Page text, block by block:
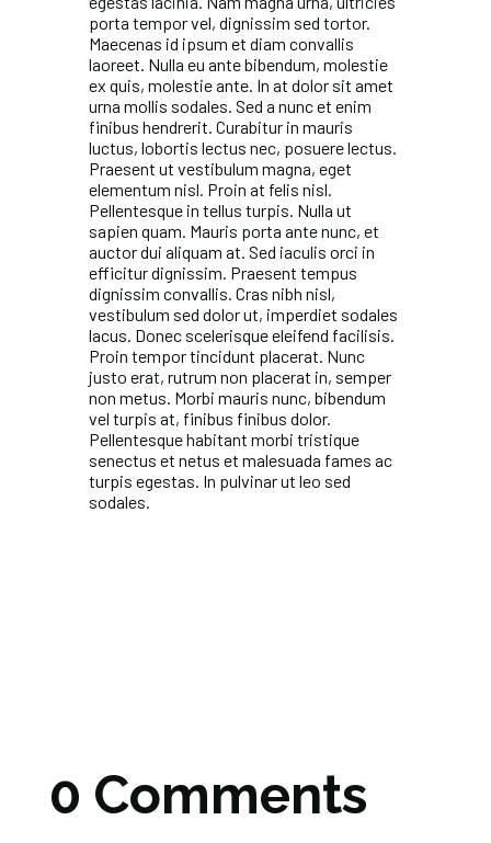
porta tempor vel, dignissim sed tortor.
Maecenas id ipsum et diam convallis
laoreet. Nulla eu ante bibendum, molestie
ex quis, molestie ante. In at dolor sit amet
urna mollis sodales. Sed a nunc et enim
finibus hendrerit. Curabitur in mauris
luctus, lobortis lectus nec, posuere lectus.
Praesent ut vestibulum magna, eget
elementum nisl. Proin at felis nisl.
Pellentesque in tellus turpis. Nulla ut
sapien quam. Mauris porta ante nunc, et
auctor dui aliquam at. Sed iaculis orci in
efficitur dignissim. Praesent tempus
dignissim convallis. Cras nibh nisl,
vestibulum sed dolor ut, imperdiet sodales
lacus. Donec scelerisque eleifend facilisis.
Proin tempor tincidunt placerat. Nunc
justo erat, rutrum non placerat in, semper
non metus. Morbi mauris nunc, bibendum
vel turpis at, finibus finibus dolor.
Pellentesque habitant morbi tristique
senectus et netus et malesuada fames ac
turpis egestas. In pulvinar ut leo sed
sodales.
0 Comments